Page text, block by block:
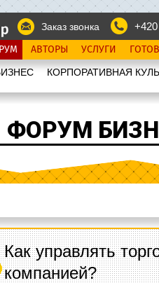
Заказ звонка
АВТОРЫ УСЛУГИ
КОРПОРАТИВНАЯ
ФОРУМ
Как управлять
компанией?